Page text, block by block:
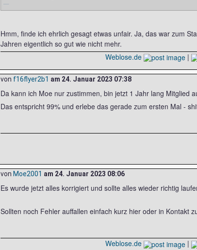
Hmm, finde ich ehrlich gesagt etwas unfair. Ja, das war zum
Jahren eigentlich so gut wie nicht mehr.
Weblose.de
|
von f16flyer2b1 am 24. Januar 2023 07:38
Da kann ich Moe nur zustimmen, bin jetzt 1 Jahr lang Mitglied
Das entspricht 99% und erlebe das gerade zum ersten Mal -
von Moe2001 am 24. Januar 2023 08:06
Es wurde jetzt alles korrigiert und sollte alles wieder richtig
Sollten noch Fehler auffallen einfach kurz hier oder in Kontakt
Weblose.de
|